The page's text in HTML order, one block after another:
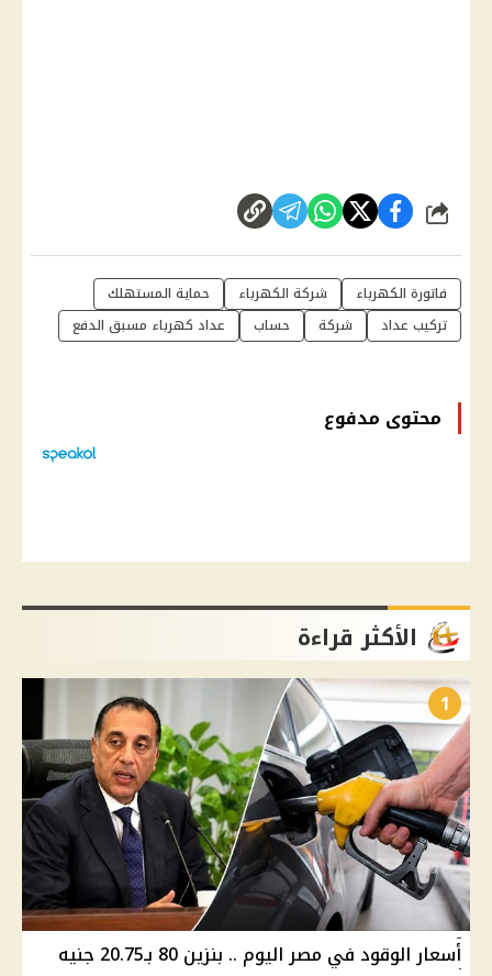
شارك
فاتورة الكهرباء شركة الكهرباء
حماية المستهلك
تركيب عداد
شركة حساب عداد كهرباء مسبق الدفع
محتوى مدفوع
الأكثر قراءة
1
أسعار الوقود في مصر اليوم .. بنزين 80 بـ20.75 جنيه